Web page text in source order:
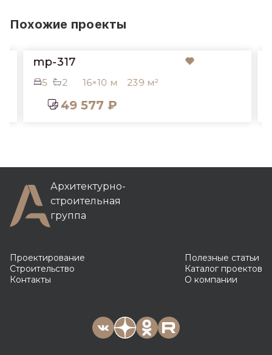
Похожие проекты
mp-317
5 2 16×10 м 239 м²
49 577 ₽
Архитектурно-
строительная
группа
Проектирование
Строительство
Контакты
Полезные статьи
Каталог проектов
О компании